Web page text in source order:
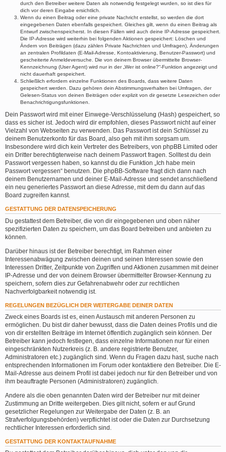
durch den Betreiber weitere Daten als notwendig festgelegt wurden, so ist dies für
dich vor deren Eingabe ersichtlich.
Wenn du einen Beitrag oder eine private Nachricht erstellst, so werden die dort
eingegebenen Daten ebenfalls gespeichert. Gleiches gilt, wenn du einen Beitrag als
Entwurf zwischenspeicherst. In diesen Fällen wird auch deine IP-Adresse gespeichert.
Die IP-Adresse wird weiterhin bei folgenden Aktionen gespeichert: Löschen und
Ändern von Beiträgen (dazu zählen Private Nachrichten und Umfragen), Änderungen
an zentralen Profildaten (E-Mail-Adresse, Kontoaktivierung, Benutzer-Passwort) und
gescheiterte Anmeldeversuche. Die von deinem Browser übermittelte Browser-
Kennzeichnung (User Agent) wird nur in der „Wer ist online?“-Funktion angezeigt und
nicht dauerhaft gespeichert.
Schließlich erfordern einzelne Funktionen des Boards, dass weitere Daten
gespeichert werden. Dazu gehören dein Abstimmungsverhalten bei Umfragen, der
Gelesen-Status von deinen Beiträgen oder explizit von dir gesetzte Lesezeichen oder
Benachrichtigungsfunktionen.
Dein Passwort wird mit einer Einwege-Verschlüsselung (Hash) gespeichert, so
dass es sicher ist. Jedoch wird dir empfohlen, dieses Passwort nicht auf einer
Vielzahl von Webseiten zu verwenden. Das Passwort ist dein Schlüssel zu
deinem Benutzerkonto für das Board, also geh mit ihm sorgsam um.
Insbesondere wird dich kein Vertreter des Betreibers, von phpBB Limited oder
ein Dritter berechtigterweise nach deinem Passwort fragen. Solltest du dein
Passwort vergessen haben, so kannst du die Funktion „Ich habe mein
Passwort vergessen“ benutzen. Die phpBB-Software fragt dich dann nach
deinem Benutzernamen und deiner E-Mail-Adresse und sendet anschließend
ein neu generiertes Passwort an diese Adresse, mit dem du dann auf das
Board zugreifen kannst.
GESTATTUNG DER DATENSPEICHERUNG
Du gestattest dem Betreiber, die von dir eingegebenen und oben näher
spezifizierten Daten zu speichern, um das Board betreiben und anbieten zu
können.
Darüber hinaus ist der Betreiber berechtigt, im Rahmen einer
Interessenabwägung zwischen deinen und seinen Interessen sowie den
Interessen Dritter, Zeitpunkte von Zugriffen und Aktionen zusammen mit deiner
IP-Adresse und der von deinem Browser übermittelter Browser-Kennung zu
speichern, sofern dies zur Gefahrenabwehr oder zur rechtlichen
Nachverfolgbarkeit notwendig ist.
REGELUNGEN BEZÜGLICH DER WEITERGABE DEINER DATEN
Zweck eines Boards ist es, einen Austausch mit anderen Personen zu
ermöglichen. Du bist dir daher bewusst, dass die Daten deines Profils und die
von dir erstellten Beiträge im Internet öffentlich zugänglich sein können. Der
Betreiber kann jedoch festlegen, dass einzelne Informationen nur für einen
eingeschränkten Nutzerkreis (z. B. andere registrierte Benutzer,
Administratoren etc.) zugänglich sind. Wenn du Fragen dazu hast, suche nach
entsprechenden Informationen im Forum oder kontaktiere den Betreiber. Die E-
Mail-Adresse aus deinem Profil ist dabei jedoch nur für den Betreiber und von
ihm beauftragte Personen (Administratoren) zugänglich.
Andere als die oben genannten Daten wird der Betreiber nur mit deiner
Zustimmung an Dritte weitergeben. Dies gilt nicht, sofern er auf Grund
gesetzlicher Regelungen zur Weitergabe der Daten (z. B. an
Strafverfolgungsbehörden) verpflichtet ist oder die Daten zur Durchsetzung
rechtlicher Interessen erforderlich sind.
GESTATTUNG DER KONTAKTAUFNAHME